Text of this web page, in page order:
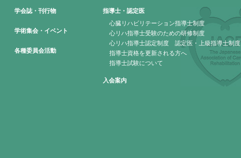
学会誌・刊行物
学術集会・イベント
各種委員会活動
指導士・認定医
心臓リハビリテーション指導士制度
心リハ指導士受験のための研修制度
心リハ指導士認定制度 認定医・上級指導士制度
指導士資格を更新される方へ
指導士試験について
入会案内